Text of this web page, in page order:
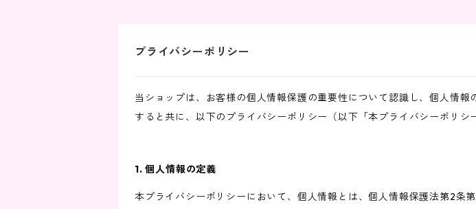
プライバシーポリシー
当ショップは、お客様の個人情報保護の重要性について認識し、個人情
すると共に、以下のプライバシーポリシー（以下「本プライバシーポリシ
1. 個人情報の定義
本プライバシーポリシーにおいて、個人情報とは、個人情報保護法第2条